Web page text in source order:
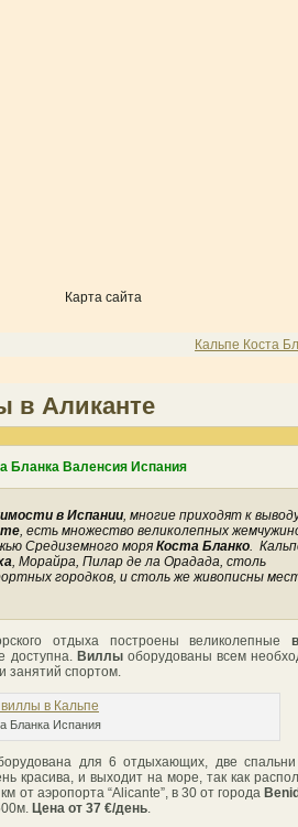
Карта сайта
Кальпе Коста
в Аликанте
Бланка Валенсия Испания
в Испании , многие приходят к
, есть множество великолепных
Средиземного моря Коста Бланко .
, Морайра, Пилар де ла Орадада, столь
городков, и столь же живописны
отдыха построены великолепные
доступна. Виллыоборудованы всем
занятий спортом.
Бланка Испания
для 6 отдыхающих, две
красива, и выходит на море, так как
от аэропорта “Alicante”, в 30 от города
Цена от 37 €/день